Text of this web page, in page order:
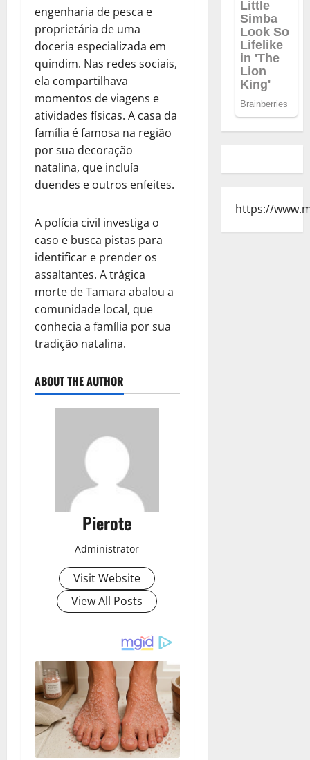
engenharia de pesca e
proprietária de uma
doceria especializada em
quindim. Nas redes sociais,
ela compartilhava
momentos de viagens e
atividades físicas. A casa da
família é famosa na região
por sua decoração
natalina, que incluía
duendes e outros enfeites.
A polícia civil investiga o
caso e busca pistas para
identificar e prender os
assaltantes. A trágica
morte de Tamara abalou a
comunidade local, que
conhecia a família por sua
tradição natalina.
ABOUT THE AUTHOR
Pierote
Administrator
Visit Website
View All Posts
https://